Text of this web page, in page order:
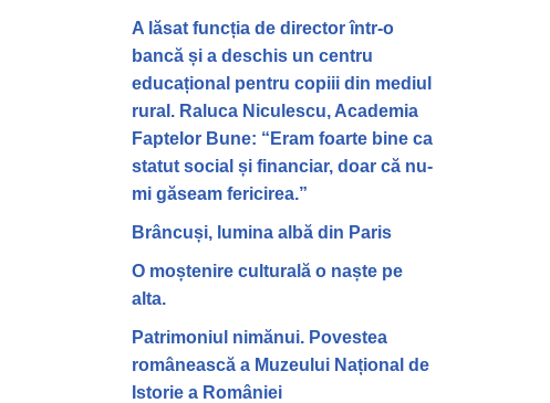
A lăsat funcția de director într-o
bancă și a deschis un centru
educațional pentru copiii din mediul
rural. Raluca Niculescu, Academia
Faptelor Bune: “Eram foarte bine ca
statut social și financiar, doar că nu-
mi găseam fericirea.”
Brâncuși, lumina albă din Paris
O moștenire culturală o naște pe
alta.
Patrimoniul nimănui. Povestea
românească a Muzeului Național de
Istorie a României